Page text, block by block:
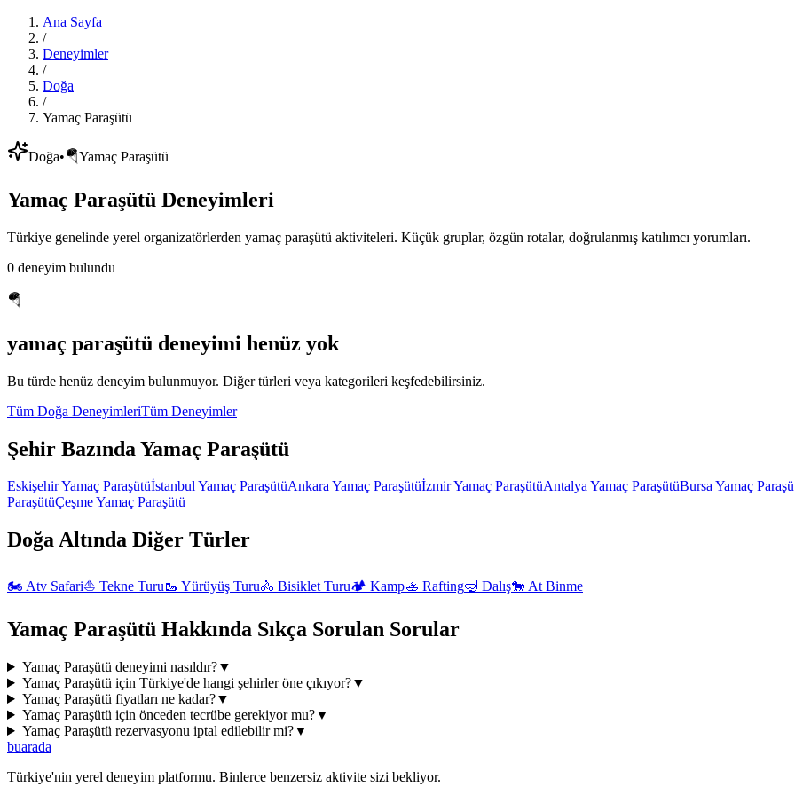
Ana Sayfa
/
Deneyimler
/
Doğa
/
Yamaç Paraşütü
Doğa•🪂Yamaç Paraşütü
Yamaç Paraşütü Deneyimleri
Türkiye genelinde yerel organizatörlerden yamaç paraşütü aktiviteleri. Küçük gruplar, özgün rotalar, doğrulanmış katılımcı yorumları.
0 deneyim bulundu
🪂
yamaç paraşütü deneyimi henüz yok
Bu türde henüz deneyim bulunmuyor. Diğer türleri veya kategorileri keşfedebilirsiniz.
Tüm Doğa DeneyimleriTüm Deneyimler
Şehir Bazında Yamaç Paraşütü
EskişehirYamaç ParaşütüİstanbulYamaç ParaşütüAnkaraYamaç ParaşütüİzmirYamaç ParaşütüAntalyaYamaç ParaşütüBursaYamaç
ParaşütüÇeşmeYamaç Paraşütü
DoğaAltında Diğer Türler
🏍️ Atv Safari⛵ Tekne Turu🥾 Yürüyüş Turu🚴 Bisiklet Turu🏕️ Kamp🚣 Rafting🤿 Dalış🐎 At Binme
Yamaç Paraşütü Hakkında Sıkça Sorulan Sorular
Yamaç Paraşütü deneyimi nasıldır?▼
Yamaç Paraşütü için Türkiye'de hangi şehirler öne çıkıyor?▼
Yamaç Paraşütü fiyatları ne kadar?▼
Yamaç Paraşütü için önceden tecrübe gerekiyor mu?▼
Yamaç Paraşütü rezervasyonu iptal edilebilir mi?▼
buarada
Türkiye'nin yerel deneyim platformu. Binlerce benzersiz aktivite sizi bekliyor.